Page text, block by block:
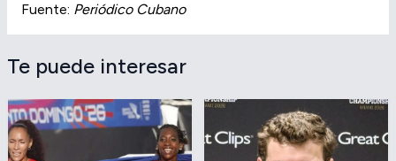
Fuente: Periódico Cubano
Te puede interesar